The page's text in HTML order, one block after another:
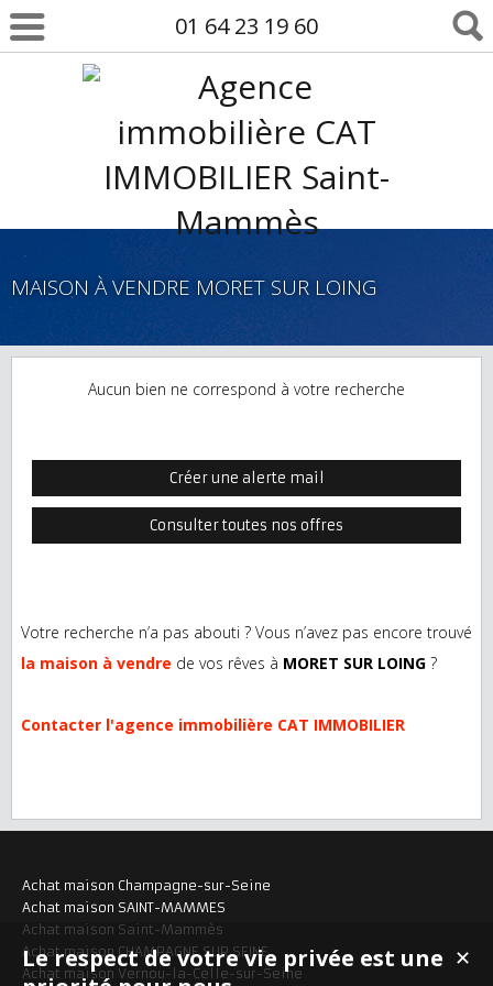
01 64 23 19 60
MAISON À VENDRE MORET SUR LOING
Aucun bien ne correspond à votre recherche
Créer une alerte mail
Consulter toutes nos offres
Votre recherche n’a pas abouti ? Vous n’avez pas encore trouvé
la maison à vendre de vos rêves à MORET SUR LOING ?
Contacter l'agence immobilière CAT IMMOBILIER
Achat maison Champagne-sur-Seine
Achat maison SAINT-MAMMES
Achat maison Saint-Mammès
Achat maison CHAMPAGNE SUR SEINE
Achat maison Vernou-la-Celle-sur-Seine
✕
Le respect de votre vie privée est une